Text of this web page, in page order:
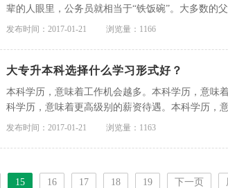
辈的人眼里，公务员就相当于“铁饭碗”。大多数的
业后能够考上公务员，工作体面，各方面也有保障。
发布时间：2017-01-21 浏览量：1166
大专升本科选择什么学习形式好？
本科学历，意味着工作机会越多。本科学历，意味
科学历，意味着更高级别的薪资待遇。本科学历，
选择权。本科学历，意味着在大城市入户积分上，
发布时间：2017-01-21 浏览量：1163
15 16 17 18 19 下一页